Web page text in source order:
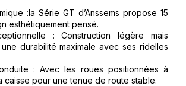
:la Série GT d’Anssems propose 15
esthétiquement pensé.
: Construction légère mais
durabilité maximale avec ses ridelles
: Avec les roues positionnées à
caisse pour une tenue de route stable.